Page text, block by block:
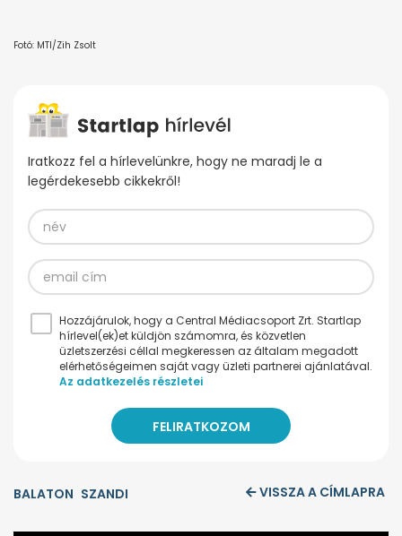
Fotó: MTI/Zih Zsolt
Iratkozz fel a hírlevelünkre, hogy ne maradj le a
legérdekesebb cikkekről!
Hozzájárulok, hogy a Central Médiacsoport Zrt. Startlap
hírlevel(ek)et küldjön számomra, és közvetlen
üzletszerzési céllal megkeressen az általam megadott
elérhetőségeimen saját vagy üzleti partnerei ajánlatával.
Az adatkezelés részletei
BALATON SZANDI VISSZA A CÍMLAPRA